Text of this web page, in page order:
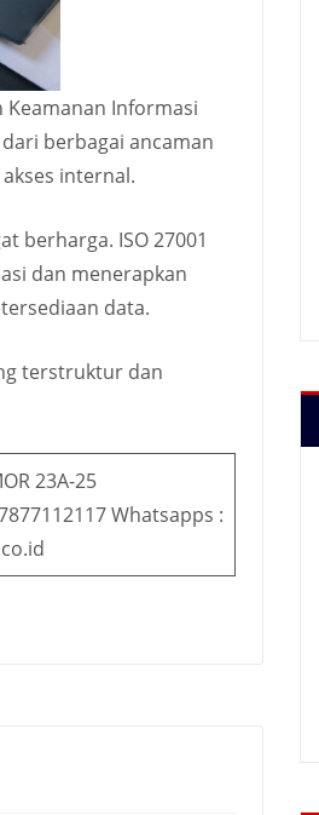
Keamanan Informasi
berbagai ancaman
internal.
berharga. ISO 27001
dan menerapkan
data.
terstruktur dan
23A-25
Whatsapps :